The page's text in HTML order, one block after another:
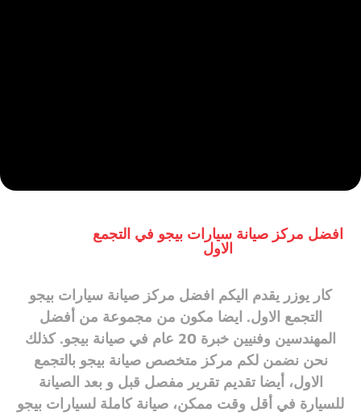
افضل مركز صيانة سيارات بيجو في التجمع
الاول
كار يوزر يقدم اليكم افضل مركز صيانة سيارات بيجو
التجمع الاول. ايضا مكون من مجموعة من أفضل
المهندسين وفنيين خبرة 20 عام في صيانة بيجو. كذلك
نحن نضمن لكم مركز متخصص صيانة بيجو بالتجمع
الاول، أيضا تقديم تقرير مفصل قبل و بعد الصيانة
للسيارة في أقل وقت ممكن، صيانة كاملة لسيارات بيجو